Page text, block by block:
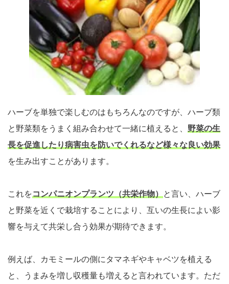
ハーブを単独で楽しむのはもちろんなのですが、ハーブ類
と野菜類をうまく組み合わせて一緒に植えると、 野菜の生
長を促進したり病害虫を防いでくれるなど様々な良い効果
を生み出すことがあります。
これをコンパニオンプランツ（共栄作物）
と言い、ハーブ
と野菜を近くで栽培することにより、互いの生長によい影
響を与えて共栄し合う効果が期待できます。
例えば、カモミールの側にタマネギやキャベツを植える
と、うまみを増し収穫量も増えると言われています。ただ